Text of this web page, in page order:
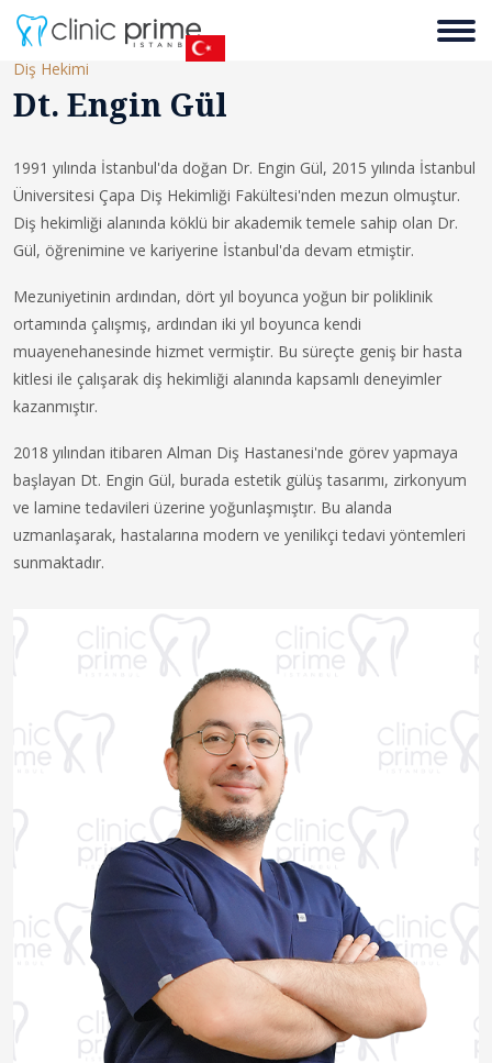
Diş Hekimi
Dt. Engin Gül
1991 yılında İstanbul'da doğan Dr. Engin Gül, 2015 yılında İstanbul
Üniversitesi Çapa Diş Hekimliği Fakültesi'nden mezun olmuştur.
Diş hekimliği alanında köklü bir akademik temele sahip olan Dr.
Gül, öğrenimine ve kariyerine İstanbul'da devam etmiştir.
Mezuniyetinin ardından, dört yıl boyunca yoğun bir poliklinik
ortamında çalışmış, ardından iki yıl boyunca kendi
muayenehanesinde hizmet vermiştir. Bu süreçte geniş bir hasta
kitlesi ile çalışarak diş hekimliği alanında kapsamlı deneyimler
kazanmıştır.
2018 yılından itibaren Alman Diş Hastanesi'nde görev yapmaya
başlayan Dt. Engin Gül, burada estetik gülüş tasarımı, zirkonyum
ve lamine tedavileri üzerine yoğunlaşmıştır. Bu alanda
uzmanlaşarak, hastalarına modern ve yenilikçi tedavi yöntemleri
sunmaktadır.